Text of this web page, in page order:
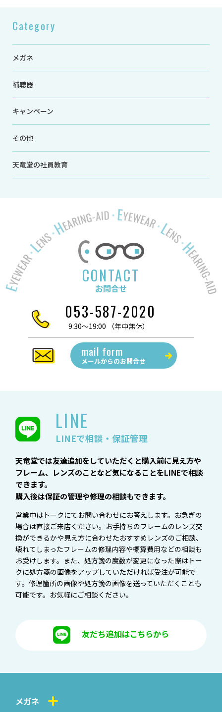
Category
メガネ
補聴器
キャンペーン
その他
天竜堂の社員教育
CONTACT
お問合せ
053-587-2020
9:30～19:00 （年中無休）
mail form
メールからのお問合せ
LINE
LINEで相談・保証管理
天竜堂では友達追加をしていただくと購入前に見え方や
フレーム、レンズのことなど気になることをLINEで相談
できます。
購入後は保証の管理や修理の相談もできます。
営業中はトークにてお問い合わせにお答えします。お急ぎの
場合は直接ご来店ください。お手持ちのフレームのレンズ交
換ができるかや見え方に合わせたおすすめレンズのご相談、
壊れてしまったフレームの修理内容や概算費用などの相談も
お受けします。また、処方箋の度数が変更になった際はトー
クに処方箋の画像をアップしていただければ受注が可能で
す。修理箇所の画像や処方箋の画像を送っていただくことも
可能です。お気軽にご相談ください。
友だち追加はこちらから
メガネ